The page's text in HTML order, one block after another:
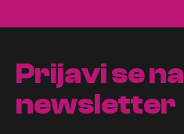
Prijavi se
newsletter